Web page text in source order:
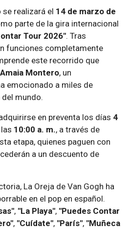
realizará el 14 de marzo de
parte de la gira internacional
Tour 2026". Tras
funciones completamente
este recorrido que
Amaia Montero, un
emocionado a miles de
mundo.
en preventa los días 4
10:00 a. m., a través de
etapa, quienes paguen con
a un descuento de
La Oreja de Van Gogh ha
en el pop en español.
, "La Playa", "Puedes Contar
, "Cuídate", "París", "Muñeca